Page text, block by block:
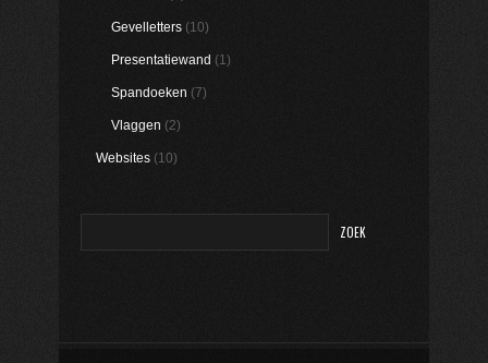
Gevelletters (10)
Presentatiewand (1)
Spandoeken (7)
Vlaggen (2)
Websites (10)